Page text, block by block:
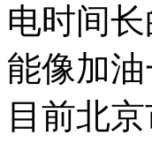
电时间
能像加
目前北